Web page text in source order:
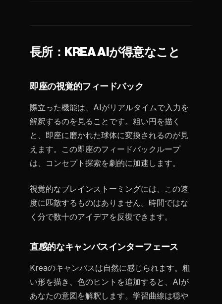
長所：KREA AIが得意なこと
即座の視覚的フィードバック
際立った機能は、AIがリアルタイムで入力を
解釈するのを見ることです。粗い円を描く
と、即座に磨かれた球体に変換されるのが見
えます。この即座のフィードバックループ
は、コンセプト探索を劇的に加速します。
視覚的なブレインストーミングには、この速
度に匹敵するものはありません。時間ではな
く分で数十のアイデアを反復できます。
直感的なキャンバスインターフェース
Kreaのキャンバスは自然に感じられます。粗
い形を描き、色のヒントを追加すると、AIが
あなたの意図を解釈します。学習曲線は穏や